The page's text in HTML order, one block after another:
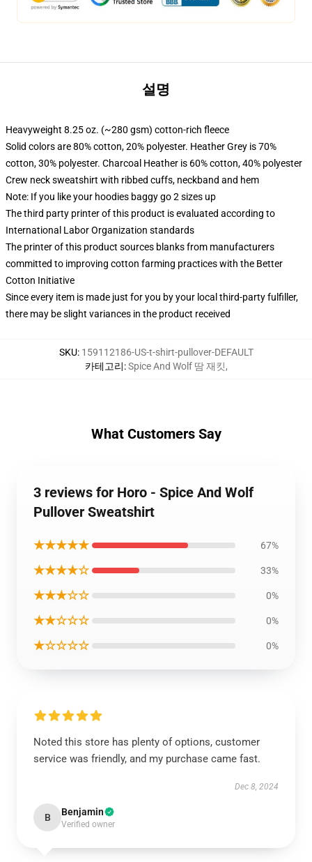
설명
Heavyweight 8.25 oz. (~280 gsm) cotton-rich fleece
Solid colors are 80% cotton, 20% polyester. Heather Grey is 70%
cotton, 30% polyester. Charcoal Heather is 60% cotton, 40% polyester
Crew neck sweatshirt with ribbed cuffs, neckband and hem
Note: If you like your hoodies baggy go 2 sizes up
The third party printer of this product is evaluated according to
International Labor Organization standards
The printer of this product sources blanks from manufacturers
committed to improving cotton farming practices with the Better
Cotton Initiative
Since every item is made just for you by your local third-party fulfiller,
there may be slight variances in the product received
SKU: 159112186-US-t-shirt-pullover-DEFAULT
카테고리:Spice And Wolf 땀 재킷,
What Customers Say
3 reviews for Horo - Spice And Wolf
Pullover Sweatshirt
★★★★★ 67%
★★★★☆ 33%
★★★☆☆ 0%
★★☆☆☆ 0%
★☆☆☆☆ 0%
Noted this store has plenty of options, customer
service was friendly, and my purchase came fast.
Dec 8, 2024
B Benjamin
Verified owner